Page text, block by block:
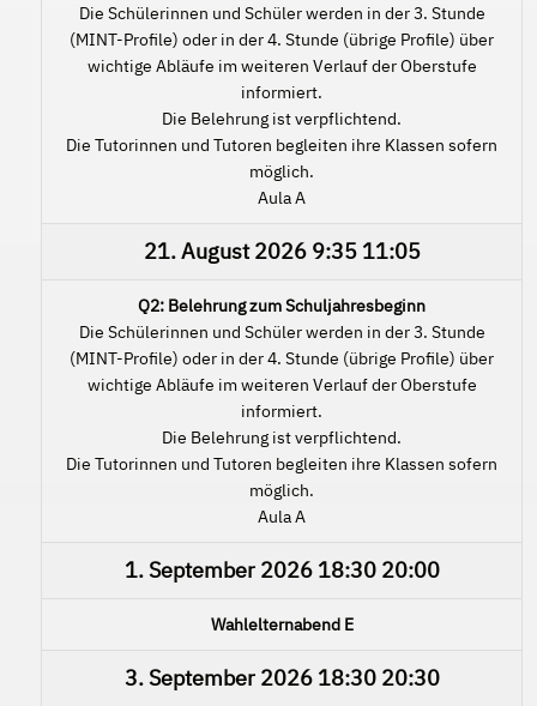
Die Schülerinnen und Schüler werden in der 3. Stunde
(MINT-Profile) oder in der 4. Stunde (übrige Profile) über
wichtige Abläufe im weiteren Verlauf der Oberstufe
informiert.
Die Belehrung ist verpflichtend.
Die Tutorinnen und Tutoren begleiten ihre Klassen sofern
möglich.
Aula A
21. August 20269:35 11:05
Q2: Belehrung zum Schuljahresbeginn
Die Schülerinnen und Schüler werden in der 3. Stunde
(MINT-Profile) oder in der 4. Stunde (übrige Profile) über
wichtige Abläufe im weiteren Verlauf der Oberstufe
informiert.
Die Belehrung ist verpflichtend.
Die Tutorinnen und Tutoren begleiten ihre Klassen sofern
möglich.
Aula A
1. September 202618:30 20:00
Wahlelternabend E
3. September 202618:30 20:30